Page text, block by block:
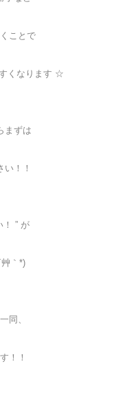
ことで
くなります ☆
まずは
！！
！ ” が
｀*)
同、
！！